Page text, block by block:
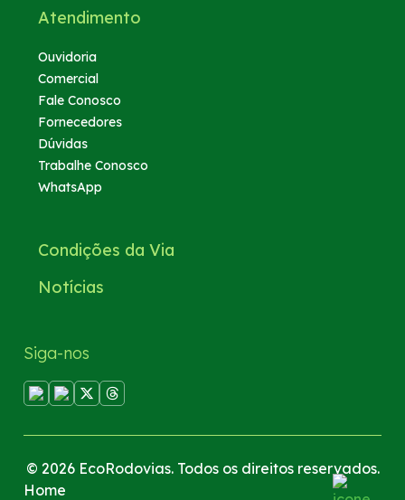
Atendimento
Ouvidoria
Comercial
Fale Conosco
Fornecedores
Dúvidas
Trabalhe Conosco
WhatsApp
Condições da Via
Notícias
Siga-nos
Home
© 2026 EcoRodovias. Todos os direitos reservados.